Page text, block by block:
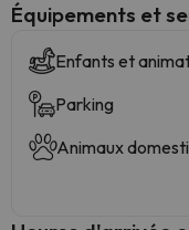
​Équipements et
Enfants et
Parking
Animaux